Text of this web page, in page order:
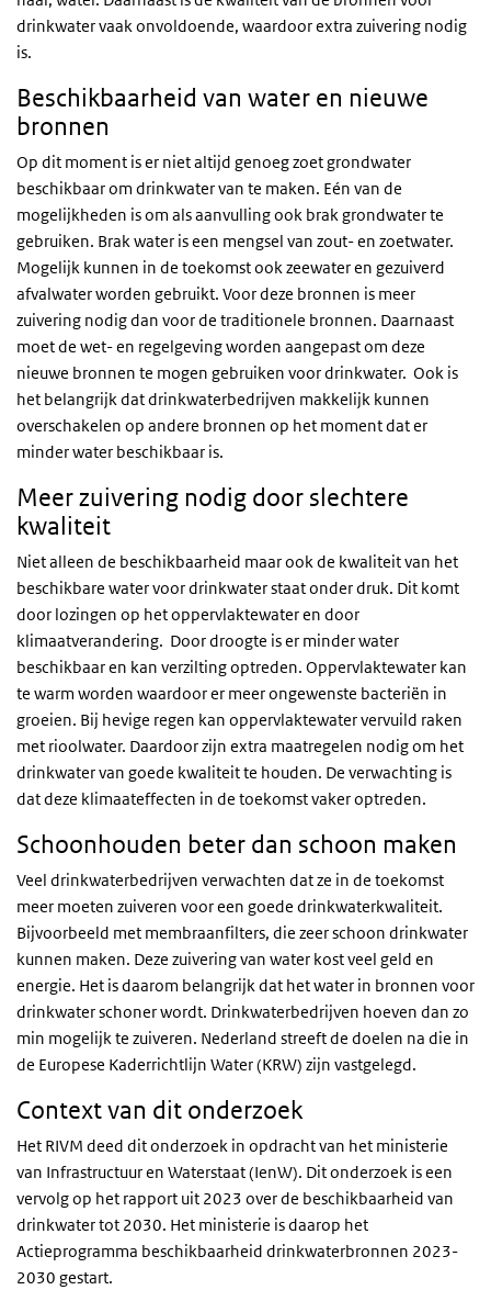
drinkwater vaak onvoldoende, waardoor extra zuivering nodig
is.
Beschikbaarheid van water en nieuwe
bronnen
Op dit moment is er niet altijd genoeg zoet grondwater
beschikbaar om drinkwater van te maken. Eén van de
mogelijkheden is om als aanvulling ook brak grondwater te
gebruiken. Brak water is een mengsel van zout- en zoetwater.
Mogelijk kunnen in de toekomst ook zeewater en gezuiverd
afvalwater worden gebruikt. Voor deze bronnen is meer
zuivering nodig dan voor de traditionele bronnen. Daarnaast
moet de wet- en regelgeving worden aangepast om deze
nieuwe bronnen te mogen gebruiken voor drinkwater. Ook is
het belangrijk dat drinkwaterbedrijven makkelijk kunnen
overschakelen op andere bronnen op het moment dat er
minder water beschikbaar is.
Meer zuivering nodig door slechtere
kwaliteit
Niet alleen de beschikbaarheid maar ook de kwaliteit van het
beschikbare water voor drinkwater staat onder druk. Dit komt
door lozingen op het oppervlaktewater en door
klimaatverandering. Door droogte is er minder water
beschikbaar en kan verzilting optreden. Oppervlaktewater kan
te warm worden waardoor er meer ongewenste bacteriën in
groeien. Bij hevige regen kan oppervlaktewater vervuild raken
met rioolwater. Daardoor zijn extra maatregelen nodig om het
drinkwater van goede kwaliteit te houden. De verwachting is
dat deze klimaateffecten in de toekomst vaker optreden.
Schoonhouden beter dan schoon maken
Veel drinkwaterbedrijven verwachten dat ze in de toekomst
meer moeten zuiveren voor een goede drinkwaterkwaliteit.
Bijvoorbeeld met membraanfilters, die zeer schoon drinkwater
kunnen maken. Deze zuivering van water kost veel geld en
energie. Het is daarom belangrijk dat het water in bronnen voor
drinkwater schoner wordt. Drinkwaterbedrijven hoeven dan zo
min mogelijk te zuiveren. Nederland streeft de doelen na die in
de Europese Kaderrichtlijn Water (KRW) zijn vastgelegd.
Context van dit onderzoek
Het RIVM deed dit onderzoek in opdracht van het ministerie
van Infrastructuur en Waterstaat (IenW). Dit onderzoek is een
vervolg op het rapport uit 2023 over de beschikbaarheid van
drinkwater tot 2030. Het ministerie is daarop het
Actieprogramma beschikbaarheid drinkwaterbronnen 2023-
2030 gestart.